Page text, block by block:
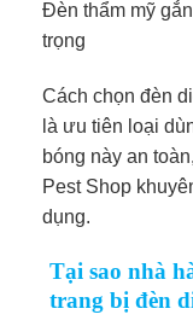
Đèn thẩm mỹ
trọng
Cách chọn đèn
là ưu tiên loại
bóng này an
Pest Shop
dụng.
Tại sao nhà
trang bị đèn